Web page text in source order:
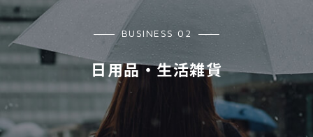
BUSINESS 02
日用品・生活雑貨